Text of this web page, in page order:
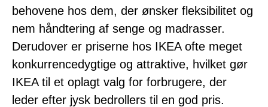
behovene hos dem, der ønsker fleksibilitet og
nem håndtering af senge og madrasser.
Derudover er priserne hos IKEA ofte meget
konkurrencedygtige og attraktive, hvilket gør
IKEA til et oplagt valg for forbrugere, der
leder efter jysk bedrollers til en god pris.